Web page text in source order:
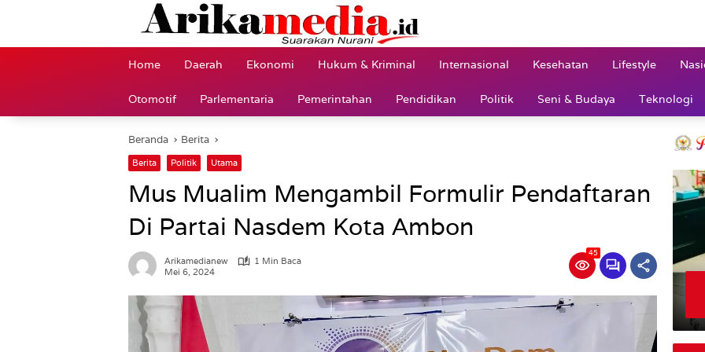
Home Daerah Ekonomi Hukum & Kriminal Internasional Kesehatan Lifestyle
Otomotif Parlementaria Pemerintahan Pendidikan Politik Seni & Budaya Teknologi
Beranda Berita
Berita Politik Utama
Mus Mualim Mengambil Formulir Pendaftaran
Di Partai Nasdem Kota Ambon
Arikamedianew
1 Min Baca
Mei 6, 2024
45